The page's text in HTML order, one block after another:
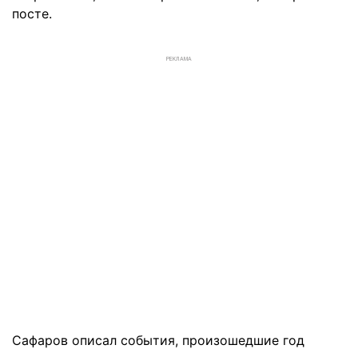
посте.
РЕКЛАМА
Сафаров описал события, произошедшие год